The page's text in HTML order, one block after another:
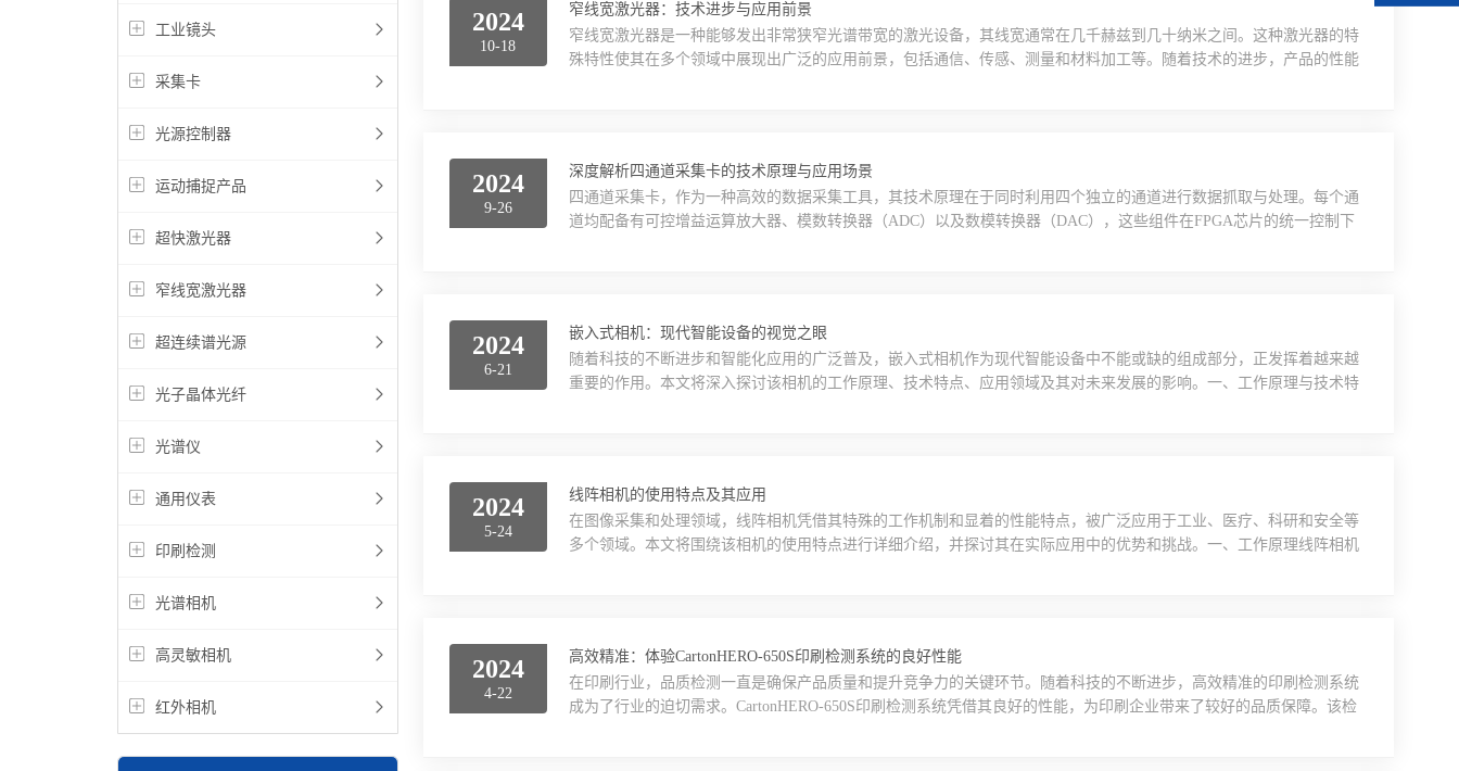
工业镜头
采集卡
光源控制器
运动捕捉产品
超快激光器
窄线宽激光器
超连续谱光源
光子晶体光纤
光谱仪
通用仪表
印刷检测
光谱相机
高灵敏相机
红外相机
2024
10-18
窄线宽激光器：技术进步与应用前景
窄线宽激光器是一种能够发出非常狭窄光谱带宽的激光设备，其线宽通常在几千赫兹到几十纳米之间。这种激光器的特
殊特性使其在多个领域中展现出广泛的应用前景，包括通信、传感、测量和材料加工等。随着技术的进步，产品的性能
2024
9-26
深度解析四通道采集卡的技术原理与应用场景
四通道采集卡，作为一种高效的数据采集工具，其技术原理在于同时利用四个独立的通道进行数据抓取与处理。每个通
道均配备有可控增益运算放大器、模数转换器（ADC）以及数模转换器（DAC），这些组件在FPGA芯片的统一控制下
2024
6-21
嵌入式相机：现代智能设备的视觉之眼
随着科技的不断进步和智能化应用的广泛普及，嵌入式相机作为现代智能设备中不能或缺的组成部分，正发挥着越来越
重要的作用。本文将深入探讨该相机的工作原理、技术特点、应用领域及其对未来发展的影响。一、工作原理与技术特
2024
5-24
线阵相机的使用特点及其应用
在图像采集和处理领域，线阵相机凭借其特殊的工作机制和显着的性能特点，被广泛应用于工业、医疗、科研和安全等
多个领域。本文将围绕该相机的使用特点进行详细介绍，并探讨其在实际应用中的优势和挑战。一、工作原理线阵相机
2024
4-22
高效精准：体验CartonHERO-650S印刷检测系统的良好性能
在印刷行业，品质检测一直是确保产品质量和提升竞争力的关键环节。随着科技的不断进步，高效精准的印刷检测系统
成为了行业的迫切需求。CartonHERO-650S印刷检测系统凭借其良好的性能，为印刷企业带来了较好的品质保障。该检